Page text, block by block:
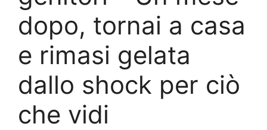
dopo, tornai a casa
e rimasi gelata
dallo shock per ciò
che vidi